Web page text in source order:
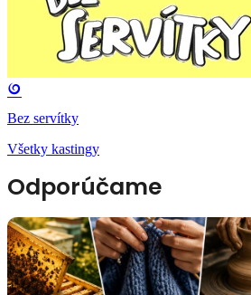
Bez servítky
Všetky kastingy
Odporúčame